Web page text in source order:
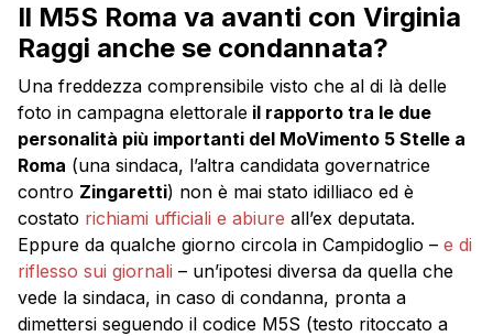
Il M5S Roma va avanti con Virginia
Raggi anche se condannata?
Una freddezza comprensibile visto che al di là delle
foto in campagna elettorale il rapporto tra le due
personalità più importanti del MoVimento 5 Stelle a
Roma (una sindaca, l’altra candidata governatrice
contro Zingaretti) non è mai stato idilliaco ed è
costato richiami ufficiali e abiure all’ex deputata.
Eppure da qualche giorno circola in Campidoglio – e di
riflesso sui giornali – un’ipotesi diversa da quella che
vede la sindaca, in caso di condanna, pronta a
dimettersi seguendo il codice M5S (testo ritoccato a